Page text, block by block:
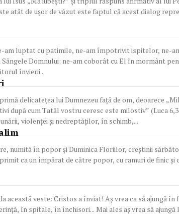
atât de uşor de văzut este faptul că acest dialog
am luptat cu patimile, ne-am împotrivit ispitelor, ne-
Domnului; ne-am coborât cu El în mormânt
învierii...
delicateţea lui Dumnezeu faţă de om, deoarece
după cum Tatăl vostru ceresc este milostiv” (Luca
violenţei şi nedreptăților, în schimb,...
numită în popor şi Duminica Floriilor, creştinii
ca un împărat de către popor, cu ramuri de finic şi
această veste: Cristos a înviat! Aş vrea ca să ajungă
în spitale, în închisori... Mai ales aş vrea să